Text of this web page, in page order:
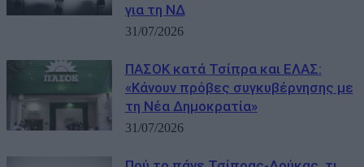
για τη ΝΔ
31/07/2026
ΠΑΣΟΚ κατά Τσίπρα και ΕΛΑΣ:
«Κάνουν πρόβες συγκυβέρνησης με
τη Νέα Δημοκρατία»
31/07/2026